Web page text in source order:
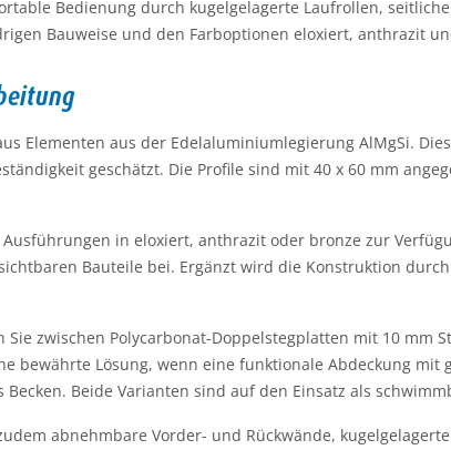
Bedienung durch kugelgelagerte Laufrollen,
Bauweise und den Farboptionen eloxiert, anthrazit
Elementen aus der Edelaluminiumlegierung AlMgSi.
geschätzt. Die Profile sind mit 40 x 60 mm
in eloxiert, anthrazit oder bronze zur
Bauteile bei. Ergänzt wird die Konstruktion
Sie zwischen Polycarbonat-Doppelstegplatten mit 10
bewährte Lösung, wenn eine funktionale Abdeckung
Becken. Beide Varianten sind auf den Einsatz als
abnehmbare Vorder- und Rückwände,